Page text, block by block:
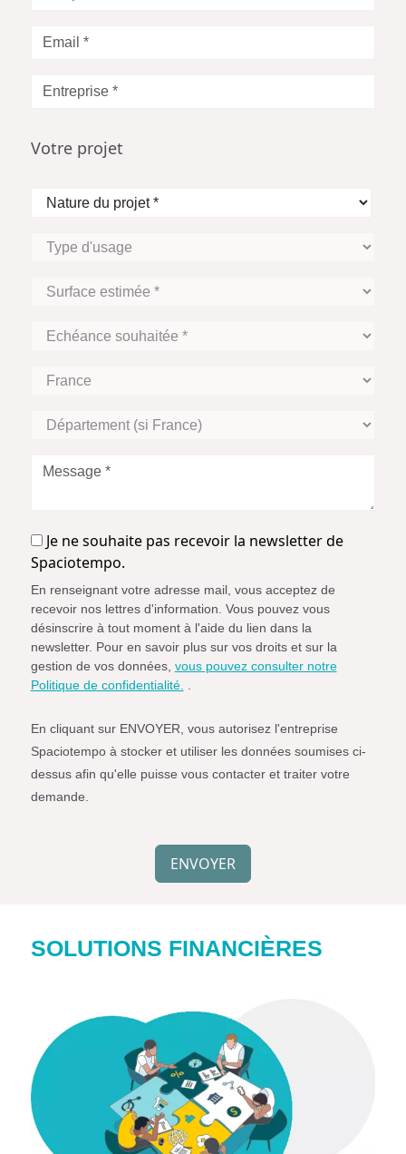
Votre
Entreprise
Votre projet
Nature
projet
Type
Surface
Echéance
Zone
Département
France)
Message
Je
ne
pas
recevoir
la
newsletter
de
Je ne souhaite pas recevoir la newsletter de
Spaciotempo.
En renseignant votre adresse mail, vous acceptez de
recevoir nos lettres d'information. Vous pouvez vous
désinscrire à tout moment à l'aide du lien dans la
newsletter. Pour en savoir plus sur vos droits et sur la
gestion de vos données, vous pouvez consulter notre
Politique de confidentialité.
En cliquant sur ENVOYER, vous autorisez l'entreprise
Spaciotempo à stocker et utiliser les données soumises ci-
dessus afin qu'elle puisse vous contacter et traiter votre
demande.
ENVOYER
SOLUTIONS FINANCIÈRES